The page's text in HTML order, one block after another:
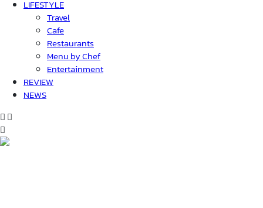
LIFESTYLE
Travel
Cafe
Restaurants
Menu by Chef
Entertainment
REVIEW
NEWS